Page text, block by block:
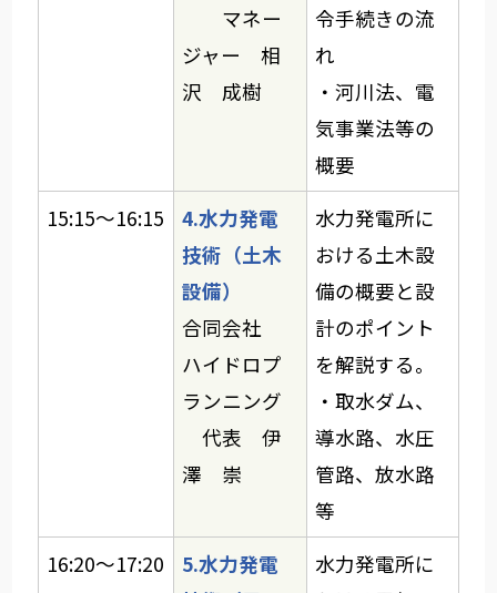
マネー
ジャー 相
沢 成樹
令手続きの流
れ
・河川法、電
気事業法等の
概要
15:15～16:15
4.水力発電
技術（土木
設備）
合同会社
ハイドロプ
ランニング
代表 伊
澤 崇
水力発電所に
おける土木設
備の概要と設
計のポイント
を解説する。
・取水ダム、
導水路、水圧
管路、放水路
等
16:20～17:20
5.水力発電
水力発電所に